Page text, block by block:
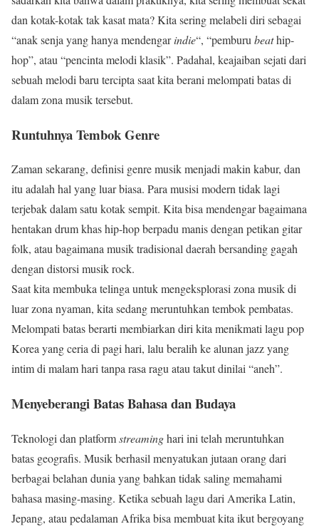
dan kotak-kotak tak kasat mata? Kita sering melabeli diri sebagai
“anak senja yang hanya mendengarindie“, “pemburu beathip-
hop”, atau “pencinta melodi klasik”. Padahal, keajaiban sejati dari
sebuah melodi baru tercipta saat kita berani melompati batas di
dalam zona musik tersebut.
Runtuhnya Tembok Genre
Zaman sekarang, definisi genre musik menjadi makin kabur, dan
itu adalah hal yang luar biasa. Para musisi modern tidak lagi
terjebak dalam satu kotak sempit. Kita bisa mendengar bagaimana
hentakan drum khas hip-hop berpadu manis dengan petikan gitar
folk, atau bagaimana musik tradisional daerah bersanding gagah
dengan distorsi musik rock.
Saat kita membuka telinga untuk mengeksplorasi zona musik di
luar zona nyaman, kita sedang meruntuhkan tembok pembatas.
Melompati batas berarti membiarkan diri kita menikmati lagu pop
Korea yang ceria di pagi hari, lalu beralih ke alunan jazz yang
intim di malam hari tanpa rasa ragu atau takut dinilai “aneh”.
Menyeberangi Batas Bahasa dan Budaya
Teknologi dan platformstreaminghari ini telah meruntuhkan
batas geografis. Musik berhasil menyatukan jutaan orang dari
berbagai belahan dunia yang bahkan tidak saling memahami
bahasa masing-masing. Ketika sebuah lagu dari Amerika Latin,
Jepang, atau pedalaman Afrika bisa membuat kita ikut bergoyang